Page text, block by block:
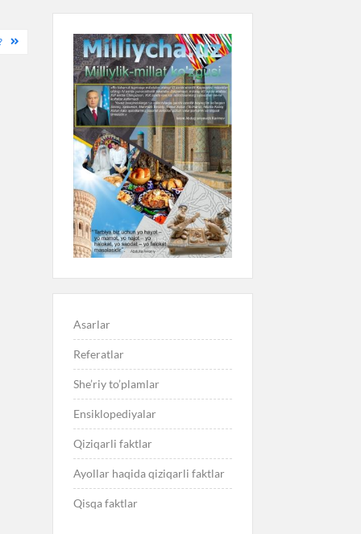
Asarlar
Referatlar
She’riy to’plamlar
Ensiklopediyalar
Qiziqarli faktlar
Ayollar haqida qiziqarli faktlar
Qisqa faktlar